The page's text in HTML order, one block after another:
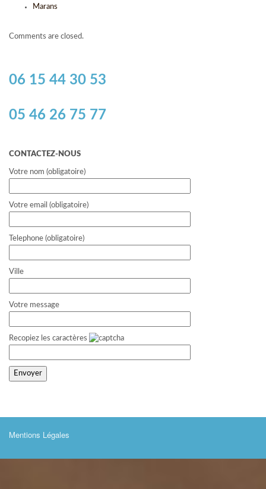
Marans
Comments are closed.
06 15 44 30 53
05 46 26 75 77
CONTACTEZ-NOUS
Votre nom (obligatoire)
Votre email (obligatoire)
Telephone (obligatoire)
Ville
Votre message
Recopiez les caractères
Mentions Légales